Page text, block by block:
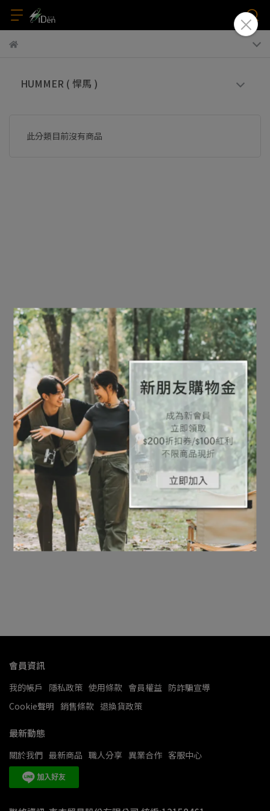
HUMMER ( 悍馬 )
此分類目前沒有商品
會員資訊
我的帳戶 隱私政策 使用條款 會員權益 防詐騙宣導
Cookie聲明 銷售條款 退換貨政策
最新動態
關於我們 最新商品 職人分享 異業合作 客服中心